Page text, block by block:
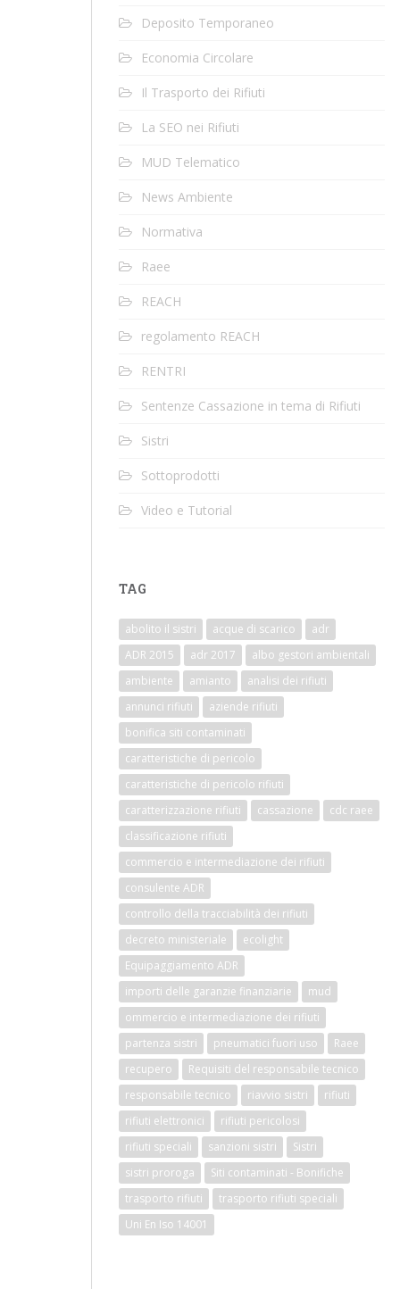
Deposito Temporaneo
Economia Circolare
Il Trasporto dei Rifiuti
La SEO nei Rifiuti
MUD Telematico
News Ambiente
Normativa
Raee
REACH
regolamento REACH
RENTRI
Sentenze Cassazione in tema di Rifiuti
Sistri
Sottoprodotti
Video e Tutorial
TAG
abolito il sistri acque di scarico
adr
ADR 2015
adr 2017
albo gestori ambientali
ambiente
amianto
analisi dei rifiuti
annunci rifiuti
aziende rifiuti
bonifica siti contaminati
caratteristiche di pericolo
caratteristiche di pericolo rifiuti
caratterizzazione rifiuti
cassazione
cdc raee
classificazione rifiuti
commercio e intermediazione dei rifiuti
consulente ADR
controllo della tracciabilità dei rifiuti
decreto ministeriale
ecolight
Equipaggiamento ADR
importi delle garanzie finanziarie
mud
ommercio e intermediazione dei rifiuti
partenza sistri
pneumatici fuori uso
Raee
recupero
Requisiti del responsabile tecnico
responsabile tecnico
riavvio sistri
rifiuti
rifiuti elettronici
rifiuti pericolosi
rifiuti speciali
sanzioni sistri
Sistri
sistri proroga
Siti contaminati - Bonifiche
trasporto rifiuti
trasporto rifiuti speciali
Uni En Iso 14001